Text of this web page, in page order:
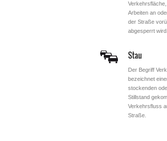
Arbeiten an
der Straße
abgesperrt wird.
Stau
Der Begriff
bezeichnet
stockenden
Stillstand
Verkehrsfluss
Straße.